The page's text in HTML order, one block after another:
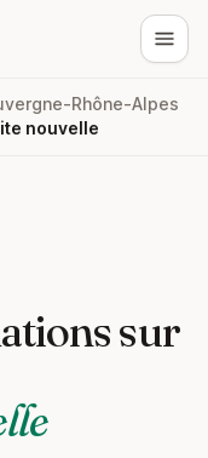
Rhône-Alpes
nouvelle
sur